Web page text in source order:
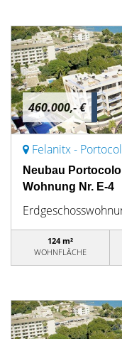
460.000,- €
Felanitx -
Neubau
Wohnung Nr. E-4
124 m²
WOHNFLÄCHE